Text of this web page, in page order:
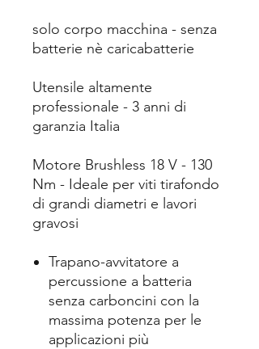
solo corpo macchina - senza
batterie nè caricabatterie
Utensile altamente
professionale - 3 anni di
garanzia Italia
Motore Brushless 18 V - 130
Nm - Ideale per viti tirafondo
di grandi diametri e lavori
gravosi
Trapano-avvitatore a
percussione a batteria
senza carboncini con la
massima potenza per le
applicazioni più